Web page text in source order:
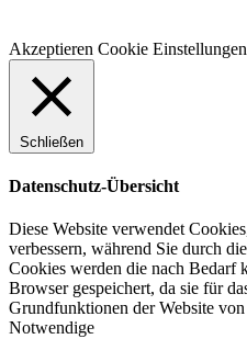
Akzeptieren Cookie Einstellungen
Schließen
Datenschutz-Übersicht
Diese Website verwendet
verbessern, während Sie durch
Cookies werden die nach Bedarf
Browser gespeichert, da sie für
Grundfunktionen der Website
Notwendige